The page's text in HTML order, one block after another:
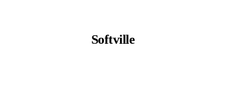
Softville